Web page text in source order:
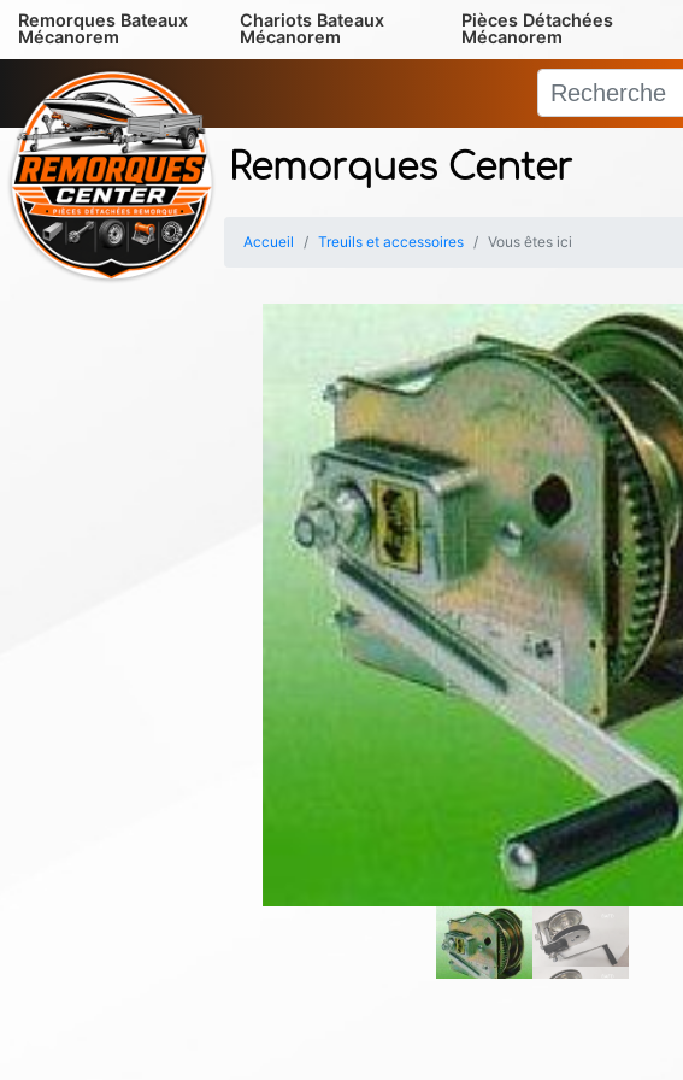
Remorques Center
Remorques Bateaux
Mécanorem
Chariots Bateaux
Mécanorem
Pièces Détachées
Mécanorem
Accueil Treuils et accessoires Vous êtes ici